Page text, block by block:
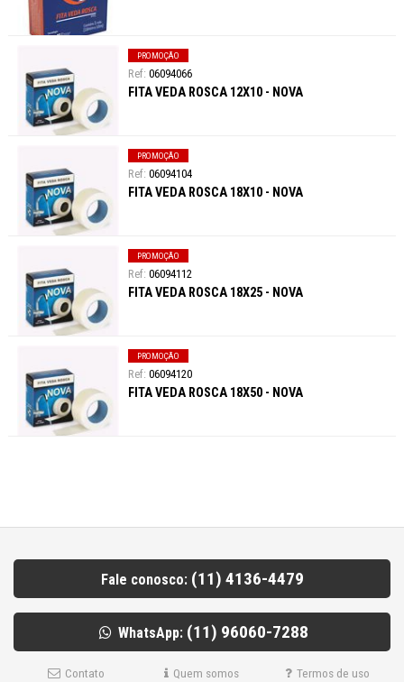
PROMOÇÃO
06094066
FITA VEDA ROSCA 12X10 - NOVA
PROMOÇÃO
06094104
FITA VEDA ROSCA 18X10 - NOVA
PROMOÇÃO
06094112
FITA VEDA ROSCA 18X25 - NOVA
PROMOÇÃO
06094120
FITA VEDA ROSCA 18X50 - NOVA
Fale conosco: (11) 4136-4479
WhatsApp: (11) 96060-7288
Contato Quem somos Termos de uso